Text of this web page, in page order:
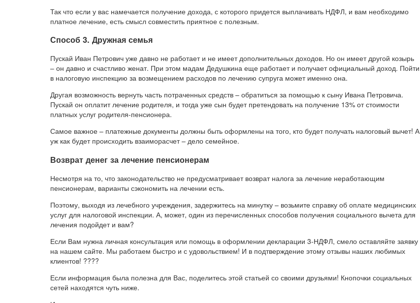
Так что если у вас намечается получение дохода, с которого придется выплачивать НДФЛ, и вам необходимо
платное лечение, есть смысл совместить приятное с полезным.
Способ 3. Дружная семья
Пускай Иван Петрович уже давно не работает и не имеет дополнительных доходов. Но он имеет другой козырь
– он давно и счастливо женат. При этом мадам Дедушкина еще работает и получает официальный доход. Пойти
в налоговую инспекцию за возмещением расходов по лечению супруга может именно она.
Другая возможность вернуть часть потраченных средств – обратиться за помощью к сыну Ивана Петровича.
Пускай он оплатит лечение родителя, и тогда уже сын будет претендовать на получение 13% от стоимости
платных услуг родителя-пенсионера.
Самое важное – платежные документы должны быть оформлены на того, кто будет получать налоговый вычет! А
уж как будет происходить взаиморасчет – дело семейное.
Возврат денег за лечение пенсионерам
Несмотря на то, что законодательство не предусматривает возврат налога за лечение неработающим
пенсионерам, варианты сэкономить на лечении есть.
Поэтому, выходя из лечебного учреждения, задержитесь на минутку – возьмите справку об оплате медицинских
услуг для налоговой инспекции. А, может, один из перечисленных способов получения социального вычета для
лечения подойдет и вам?
Если Вам нужна личная консультация или помощь в оформлении декларации 3-НДФЛ, смело оставляйте заявку
на нашем сайте. Мы работаем быстро и с удовольствием! И в подтверждение этому отзывы наших любимых
клиентов! ????
Если информация была полезна для Вас, поделитесь этой статьей со своими друзьями! Кнопочки социальных
сетей находятся чуть ниже.